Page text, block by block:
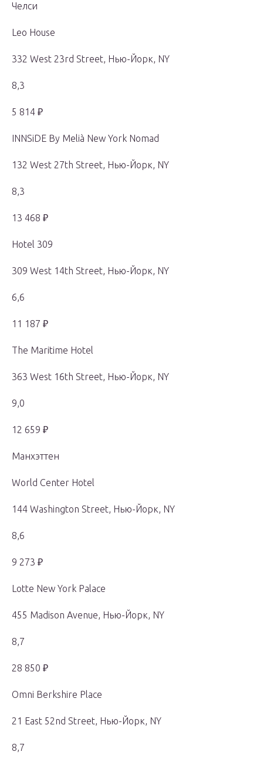
Челси
Leo House
332 West 23rd Street, Нью-Йорк, NY
8,3
5 814 ₽
INNSiDE By Melià New York Nomad
132 West 27th Street, Нью-Йорк, NY
8,3
13 468 ₽
Hotel 309
309 West 14th Street, Нью-Йорк, NY
6,6
11 187 ₽
The Maritime Hotel
363 West 16th Street, Нью-Йорк, NY
9,0
12 659 ₽
Манхэттен
World Center Hotel
144 Washington Street, Нью-Йорк, NY
8,6
9 273 ₽
Lotte New York Palace
455 Madison Avenue, Нью-Йорк, NY
8,7
28 850 ₽
Omni Berkshire Place
21 East 52nd Street, Нью-Йорк, NY
8,7